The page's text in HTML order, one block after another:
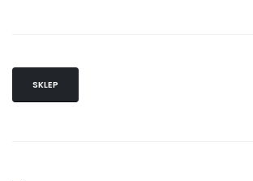
SKLEP